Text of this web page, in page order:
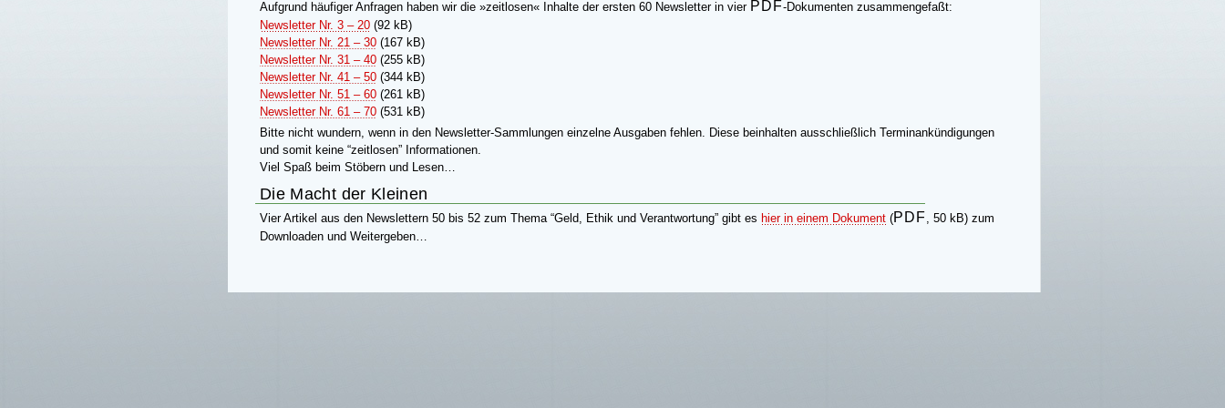
Aufgrund häufiger Anfragen haben wir die »zeitlosen« Inhalte der ersten 60 Newsletter in vier PDF-Dokumenten zusammengefaßt:
Newsletter Nr. 3 – 20 (92 kB)
Newsletter Nr. 21 – 30 (167 kB)
Newsletter Nr. 31 – 40 (255 kB)
Newsletter Nr. 41 – 50 (344 kB)
Newsletter Nr. 51 – 60 (261 kB)
Newsletter Nr. 61 – 70 (531 kB)
Bitte nicht wundern, wenn in den Newsletter-Sammlungen einzelne Ausgaben fehlen. Diese beinhalten ausschließlich Terminankündigungen
und somit keine “zeitlosen” Informationen.
Viel Spaß beim Stöbern und Lesen…
Die Macht der Kleinen
Vier Artikel aus den Newslettern 50 bis 52 zum Thema “Geld, Ethik und Verantwortung” gibt es hier in einem Dokument (PDF, 50 kB) zum
Downloaden und Weitergeben…